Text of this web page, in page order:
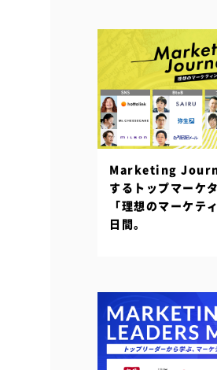
Marketing
するトップマーケ
「理想のマーケテ
日間。